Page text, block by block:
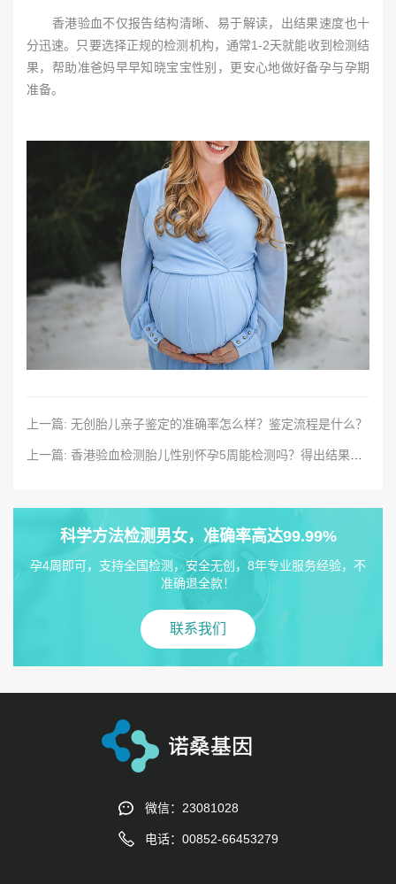
香港验血不仅报告结构清晰、易于解读，出结果速度也十
分迅速。只要选择正规的检测机构，通常1-2天就能收到检测结
果，帮助准爸妈早早知晓宝宝性别，更安心地做好备孕与孕期
准备。
上一篇: 无创胎儿亲子鉴定的准确率怎么样？鉴定流程是什么？
科学方法检测男女，准确率高达99.99%
孕4周即可，支持全国检测，安全无创，8年专业服务经验，不
准确退全款！
联系我们
微信：23081028
电话：00852-66453279